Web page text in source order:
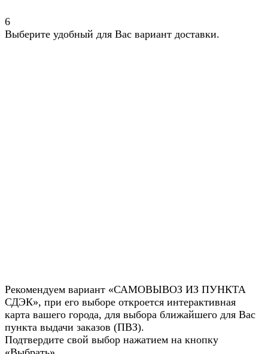
6
Выберите удобный для Вас вариант доставки.
Рекомендуем вариант «САМОВЫВОЗ ИЗ ПУНКТА
СДЭК», при его выборе откроется интерактивная
карта вашего города, для выбора ближайшего для Вас
пункта выдачи заказов (ПВЗ).
Подтвердите свой выбор нажатием на кнопку